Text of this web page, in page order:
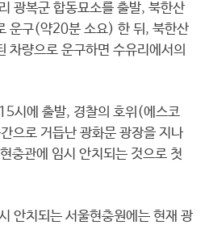
광복군 합동묘소를 출발, 북한산
운구(약20분 소요) 한 뒤, 북한산
차량으로 운구하면 수유리에서의
시에 출발, 경찰의 호위(에스코
으로 거듭난 광화문 광장을 지나
충관에 임시 안치되는 것으로 첫
안치되는 서울현충원에는 현재 광